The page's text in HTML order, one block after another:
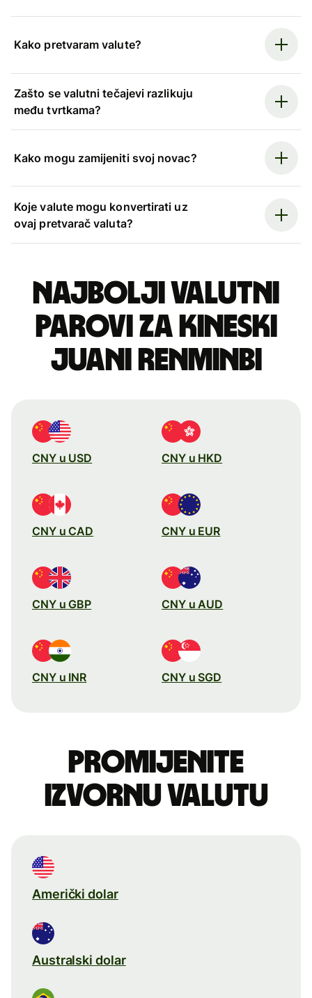
Kako pretvaram valute?
Zašto se valutni tečajevi razlikuju
među tvrtkama?
Kako mogu zamijeniti svoj novac?
Koje valute mogu konvertirati uz
ovaj pretvarač valuta?
Najbolji valutni
parovi za kineski
juani renminbi
CNY u USD CNY u HKD
CNY u CAD CNY u EUR
CNY u GBP CNY u AUD
CNY u INR CNY u SGD
Promijenite
izvornu valutu
Američki dolar
Australski dolar